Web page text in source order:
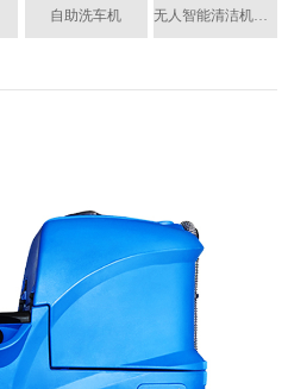
自助洗车机 无人智能清洁机器人